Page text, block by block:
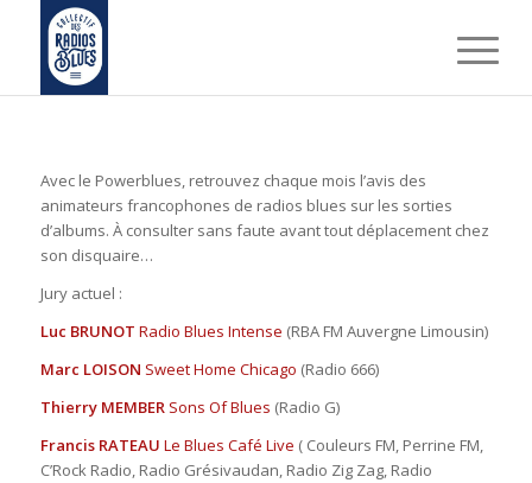
Avec le Powerblues, retrouvez chaque mois l’avis des
animateurs francophones de radios blues sur les sorties
d’albums. À consulter sans faute avant tout déplacement chez
son disquaire…
Jury actuel :
Luc BRUNOT Radio Blues Intense (RBA FM Auvergne Limousin)
Marc LOISON Sweet Home Chicago (Radio 666)
Thierry MEMBER Sons Of Blues (Radio G)
Francis RATEAU Le Blues Café Live ( Couleurs FM, Perrine FM,
C’Rock Radio, Radio Grésivaudan, Radio Zig Zag, Radio